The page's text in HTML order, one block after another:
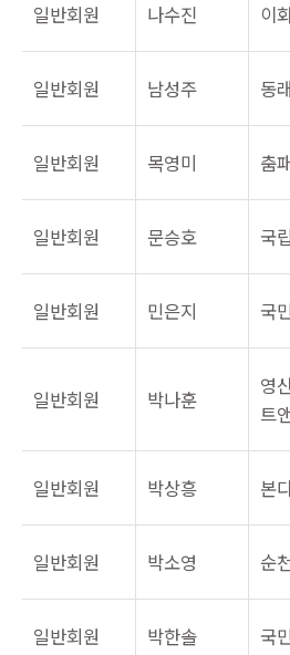
일반회원 나수진 이
일반회원 남성주 동
일반회원 목영미 춤
일반회원 문승호 국
일반회원 민은지 국
일반회원 박나훈
영
트
일반회원 박상흥 본
일반회원 박소영 순
일반회원 박한솔 국